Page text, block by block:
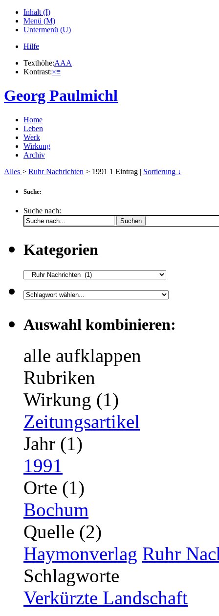
Inhalt (I)
Menü (M)
Untermenü (U)
Hilfe
Texthöhe:AAA
Kontrast:×≡
Georg Paulmichl
Home
Leben
Werk
Wirkung
Archiv
Alles > Ruhr Nachrichten > 1991 1 Eintrag | Sortierung ↓
Suche:
Suche nach:
Suchen
Kategorien
Auswahl kombinieren:
alle aufklappen
Rubriken
Wirkung (1)
Zeitungsartikel
Jahr (1)
1991
Orte (1)
Bochum
Quelle (2)
Haymonverlag Ruhr
Schlagworte
Verkürzte Landschaft